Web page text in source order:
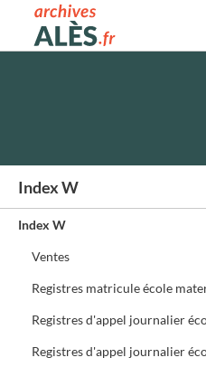
Archives municipales d'Alès
Index W
Index W
Ventes
Registres matricule école
Registres d'appel journalier
Registres d'appel journalier